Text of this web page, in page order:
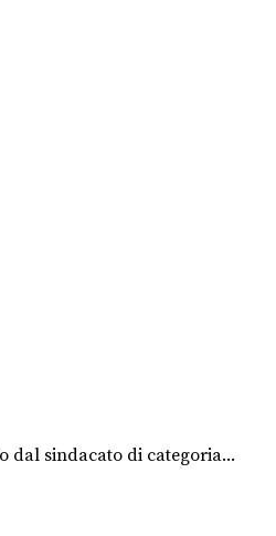
dal sindacato di categoria...